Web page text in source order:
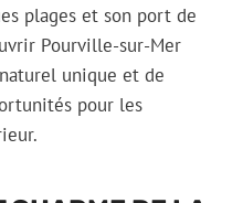
plages et son port de
Pourville-sur-Mer
unique et de
pour les